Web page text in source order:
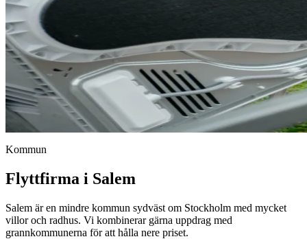
Kommun
Flyttfirma i Salem
Salem är en mindre kommun sydväst om Stockholm med mycket
villor och radhus. Vi kombinerar gärna uppdrag med
grannkommunerna för att hålla nere priset.